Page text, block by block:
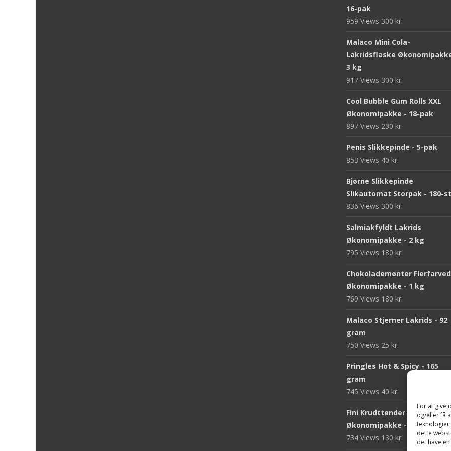
For at give
og/eller få
dette
det have
16-pak
959 Views 300 kr.
Malaco Mini Cola-
Lakridsflaske
3 kg
917 Views 300 kr.
Cool Bubble Gum Rolls XXL
Økonomipakke - 18-pak
897 Views 230 kr.
Penis Slikkepinde - 5-pak
853 Views 40 kr.
Bjørne Slikkepinde
Slikautomat Storpak - 180-
836 Views 300 kr.
Salmiakfyldt Lakrids
Økonomipakke - 2 kg
795 Views 180 kr.
Chokolademønter
Økonomipakke - 1 kg
769 Views 180 kr.
Malaco Stjerner Lakrids - 92
gram
750 Views 25 kr.
Pringles Hot & Spicy - 165
gram
745 Views 40 kr.
Fini Krudttønder
Økonomipakke - 1 kg
734 Views 130 kr.